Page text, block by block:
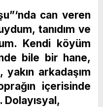
can veren
tanıdım ve
Kendi köyüm
bile bir hane,
arkadaşım
içerisinde
Dolayısyal,